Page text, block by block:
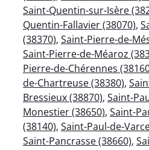
Saint-Quentin-sur-Isère
Quentin-Fallavier (38070),
(38370), Saint-Pierre-de-
Saint-Pierre-de-Méaroz
Pierre-de-Chérennes
de-Chartreuse (38380),
Bressieux (38870), Saint-
Monestier (38650), Saint-
(38140), Saint-Paul-de-
Saint-Pancrasse (38660),